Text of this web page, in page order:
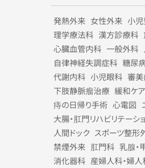
発熱外来 女性外来 小
理学療法科 漢方診療科
心臓血管内科 一般外科
自律神経失調症科 糖尿
代謝内科 小児眼科 審
下肢静脈瘤治療 緩和ケ
痔の日帰り手術 心電図
大腸・肛門リハビリテーシ
人間ドック スポーツ整形
禁煙外来 肛門科 乳腺・
消化器科 産婦人科・婦